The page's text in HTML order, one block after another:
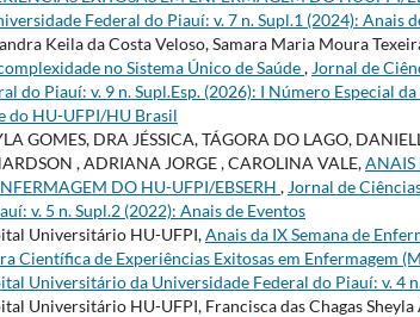
Federal do Piauí: v. 7 n. Supl.1 (2024): Anais
Keila da Costa Veloso, Samara Maria Moura
no Sistema Único de Saúde, Jornal de
do Piauí: v. 9 n. Supl.Esp. (2026): I Número Especial
do HU-UFPI/HU Brasil
GOMES, DRA JÉSSICA, TÁGORA DO LAGO,
, ADRIANA JORGE , CAROLINA VALE,ANAIS
DO HU-UFPI/EBSERH , Jornal de
v. 5 n. Supl.2 (2022): Anais de Eventos
Universitário HU-UFPI,Anais da IX Semana de
Científica de Experiências Exitosas em Enfermagem
Universitário da Universidade Federal do Piauí: v. 4
Universitário HU-UFPI, Francisca das Chagas Sheyla